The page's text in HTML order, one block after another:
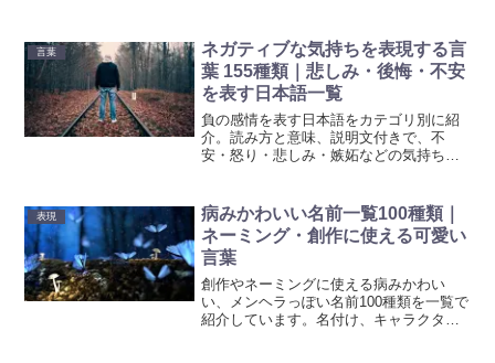
言葉
ネガティブな気持ちを表現する言
葉 155種類｜悲しみ・後悔・不安
を表す日本語一覧
負の感情を表す日本語をカテゴリ別に紹
介。読み方と意味、説明文付きで、不
安・怒り・悲しみ・嫉妬などの気持ちを
表現
病みかわいい名前一覧100種類｜
ネーミング・創作に使える可愛い
言葉
創作やネーミングに使える病みかわい
い、メンヘラっぽい名前100種類を一覧で
紹介しています。名付け、キャラクタ